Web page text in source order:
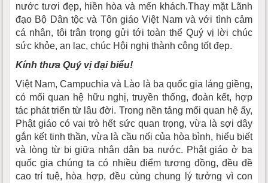
nước tươi đẹp, hiền hòa và mến khách.Thay mặt Lãnh
đạo Bộ Dân tộc và Tôn giáo Việt Nam và với tình cảm
cá nhân, tôi trân trọng gửi tới toàn thể Quý vị lời chúc
sức khỏe, an lạc, chúc Hội nghị thành công tốt đẹp.
Kính thưa Quý vị đại biểu!
Việt Nam, Campuchia và Lào là ba quốc gia láng giềng,
có mối quan hệ hữu nghị, truyền thống, đoàn kết, hợp
tác phát triển từ lâu đời. Trong nền tảng mối quan hệ ấy,
Phật giáo có vai trò hết sức quan trọng, vừa là sợi dây
gắn kết tinh thần, vừa là cầu nối của hòa bình, hiểu biết
và lòng từ bi giữa nhân dân ba nước. Phật giáo ở ba
quốc gia chúng ta có nhiều điểm tương đồng, đều đề
cao trí tuệ, hòa hợp, đều cùng chung lý tưởng vì con